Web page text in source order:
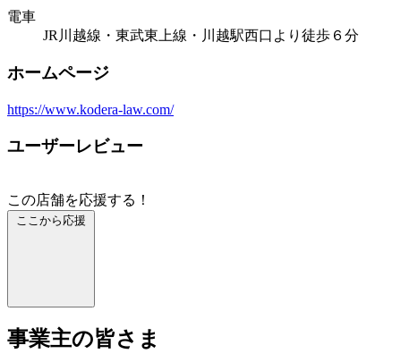
電車
JR川越線・東武東上線・川越駅西口より徒歩６分
ホームページ
https://www.kodera-law.com/
ユーザーレビュー
この店舗を応援する！
ここから応援
事業主の皆さま